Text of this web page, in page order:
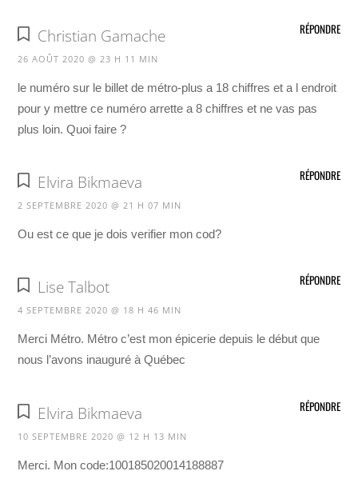
Christian Gamache
26 AOÛT 2020 @ 23 H 11 MIN
le numéro sur le billet de métro-plus a 18 chiffres et a l endroit
pour y mettre ce numéro arrette a 8 chiffres et ne vas pas
plus loin. Quoi faire ?
RÉPONDRE
Elvira Bikmaeva
2 SEPTEMBRE 2020 @ 21 H 07 MIN
Ou est ce que je dois verifier mon cod?
RÉPONDRE
Lise Talbot
4 SEPTEMBRE 2020 @ 18 H 46 MIN
Merci Métro. Métro c’est mon épicerie depuis le début que
nous l’avons inauguré à Québec
RÉPONDRE
Elvira Bikmaeva
10 SEPTEMBRE 2020 @ 12 H 13 MIN
Merci. Mon code:100185020014188887
RÉPONDRE